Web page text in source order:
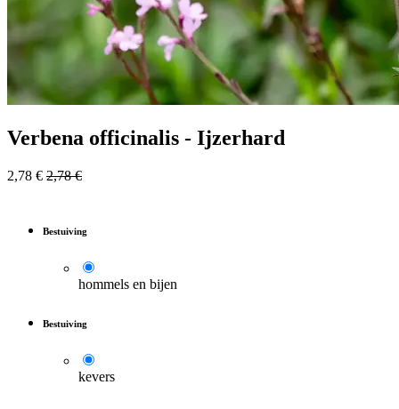
Verbena officinalis - Ijzerhard
2,78 € 2,78€
Bestuiving
hommels en bijen
Bestuiving
kevers